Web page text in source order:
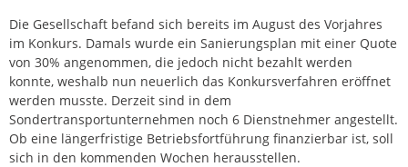
Die Gesellschaft befand sich bereits im August des Vorjahres
im Konkurs. Damals wurde ein Sanierungsplan mit einer Quote
von 30% angenommen, die jedoch nicht bezahlt werden
konnte, weshalb nun neuerlich das Konkursverfahren eröffnet
werden musste. Derzeit sind in dem
Sondertransportunternehmen noch 6 Dienstnehmer angestellt.
Ob eine längerfristige Betriebsfortführung finanzierbar ist, soll
sich in den kommenden Wochen herausstellen.